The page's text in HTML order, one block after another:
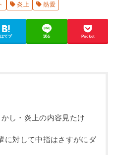
炎上 熱愛
はてブ 送る Pocket
し・炎上の内容見たけ
に対して中指はさすがにダ